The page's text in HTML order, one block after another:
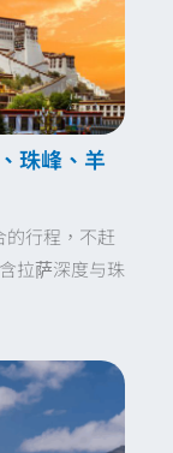
珠峰、羊
的行程，不赶
拉萨深度与珠